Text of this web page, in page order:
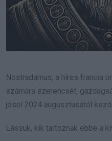
Nostradamus, a híres francia
számára szerencsét,
jósol 2024 augusztusától
Lássuk, kik tartoznak ebbe a